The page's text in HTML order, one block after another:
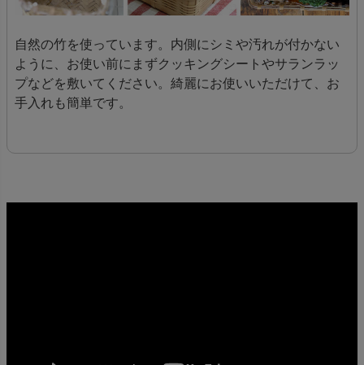
自然の竹を使っています。内側にシミや汚れが付かない
ように、お使い前にまずクッキングシートやサランラッ
プなどを敷いてください。綺麗にお使いいただけて、お
手入れも簡単です。